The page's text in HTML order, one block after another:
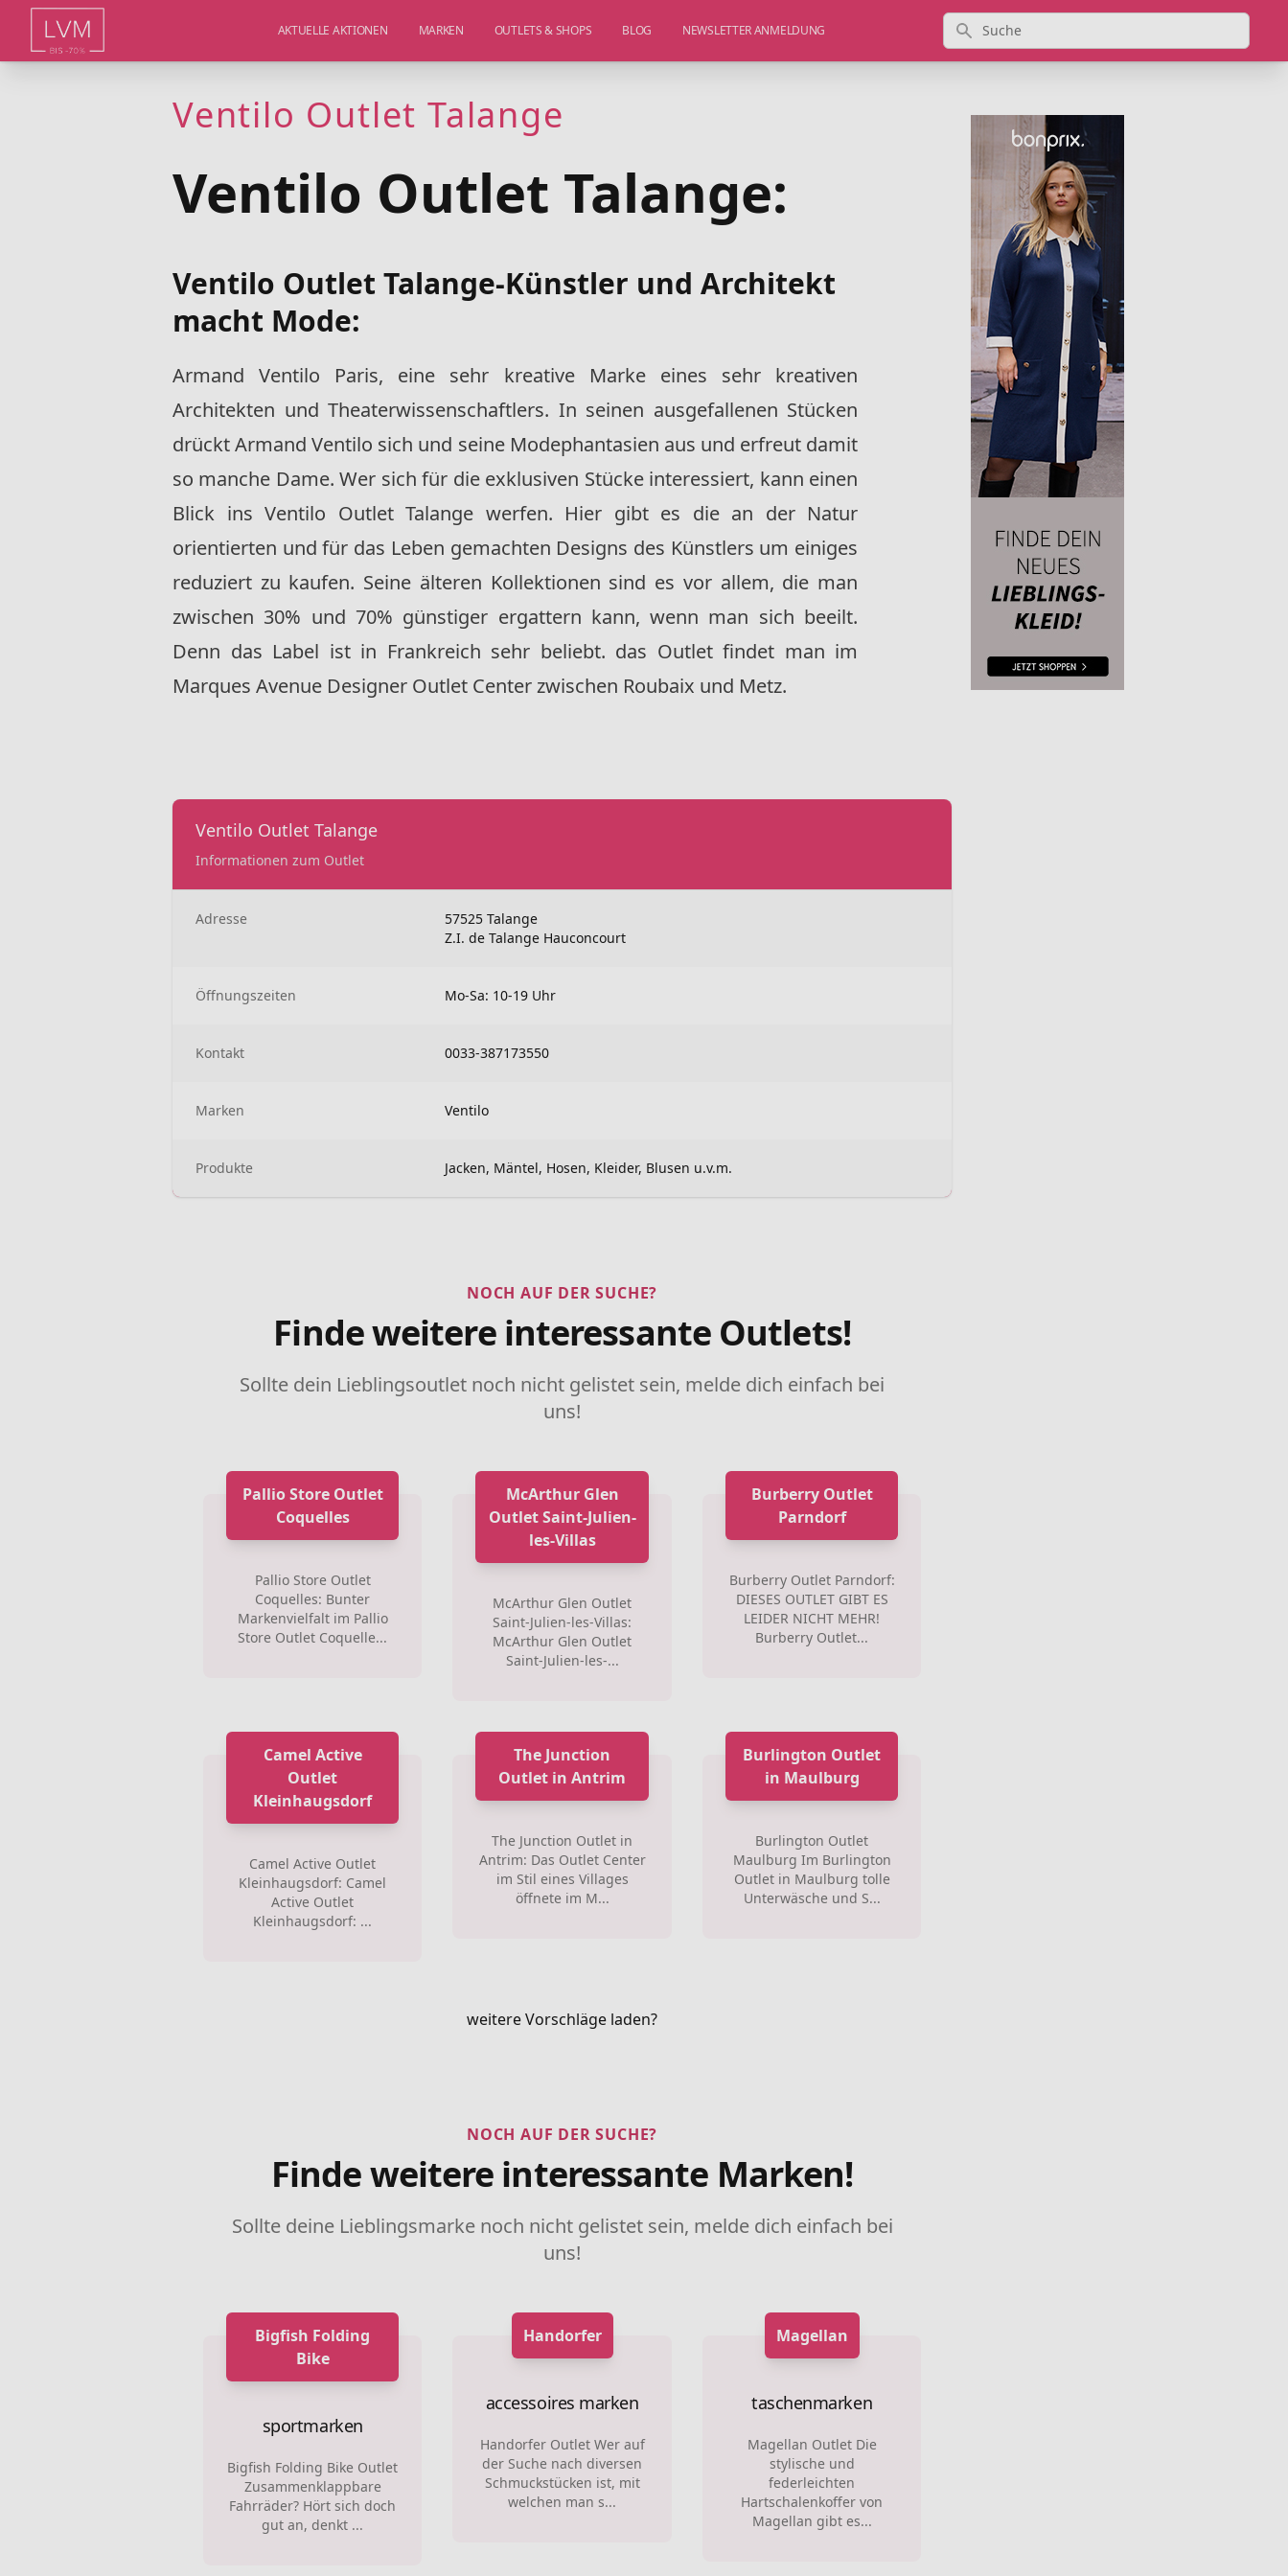
AKTUELLE AKTIONEN MARKEN OUTLETS & SHOPS BLOG NEWSLETTER ANMELDUNG Suche
Ventilo Outlet Talange
Ventilo Outlet Talange:
Ventilo Outlet Talange-Künstler und Architekt
macht Mode:
Armand Ventilo Paris, eine sehr kreative Marke eines sehr kreativen
Architekten und Theaterwissenschaftlers. In seinen ausgefallenen Stücken
drückt Armand Ventilo sich und seine Modephantasien aus und erfreut damit
so manche Dame. Wer sich für die exklusiven Stücke interessiert, kann einen
Blick ins Ventilo Outlet Talange werfen. Hier gibt es die an der Natur
orientierten und für das Leben gemachten Designs des Künstlers um einiges
reduziert zu kaufen. Seine älteren Kollektionen sind es vor allem, die man
zwischen 30% und 70% günstiger ergattern kann, wenn man sich beeilt.
Denn das Label ist in Frankreich sehr beliebt. das Outlet findet man im
Marques Avenue Designer Outlet Center zwischen Roubaix und Metz.
Ventilo Outlet Talange
Informationen zum Outlet
Adresse
57525 Talange
Z.I. de Talange Hauconcourt
Öffnungszeiten Mo-Sa: 10-19 Uhr
Kontakt 0033-387173550
Marken Ventilo
Produkte Jacken, Mäntel, Hosen, Kleider, Blusen u.v.m.
NOCH AUF DER SUCHE?
Finde weitere interessante Outlets!
Sollte dein Lieblingsoutlet noch nicht gelistet sein, melde dich einfach bei
uns!
Pallio Store Outlet
Coquelles
Pallio Store Outlet
Coquelles: Bunter
Markenvielfalt im Pallio
Store Outlet Coquelle...
McArthur Glen
Outlet Saint-Julien-
les-Villas
McArthur Glen Outlet
Saint-Julien-les-Villas:
McArthur Glen Outlet
Saint-Julien-les-...
Burberry Outlet
Parndorf
Burberry Outlet Parndorf:
DIESES OUTLET GIBT ES
LEIDER NICHT MEHR!
Burberry Outlet...
Camel Active
Outlet
Kleinhaugsdorf
Camel Active Outlet
Kleinhaugsdorf: Camel
Active Outlet
Kleinhaugsdorf: ...
The Junction
Outlet in Antrim
The Junction Outlet in
Antrim: Das Outlet Center
im Stil eines Villages
öffnete im M...
Burlington Outlet
in Maulburg
Burlington Outlet
Maulburg Im Burlington
Outlet in Maulburg tolle
Unterwäsche und S...
weitere Vorschläge laden?
NOCH AUF DER SUCHE?
Finde weitere interessante Marken!
Sollte deine Lieblingsmarke noch nicht gelistet sein, melde dich einfach bei
uns!
Bigfish Folding
Bike
sportmarken
Bigfish Folding Bike Outlet
Zusammenklappbare
Fahrräder? Hört sich doch
gut an, denkt ...
Handorfer
accessoires marken
Handorfer Outlet Wer auf
der Suche nach diversen
Schmuckstücken ist, mit
welchen man s...
Magellan
taschenmarken
Magellan Outlet Die
stylische und
federleichten
Hartschalenkoffer von
Magellan gibt es...